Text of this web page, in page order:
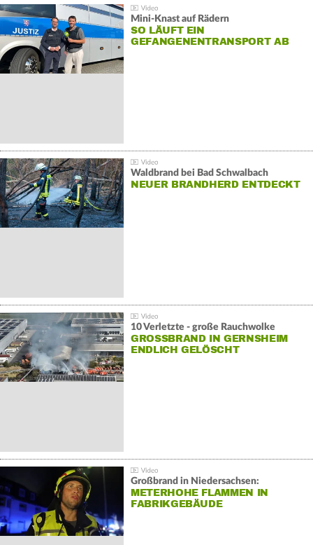
Mini-Knast auf Rädern
SO LÄUFT EIN
GEFANGENENTRANSPORT AB
Waldbrand bei Bad Schwalbach
NEUER BRANDHERD ENTDECKT
10 Verletzte - große Rauchwolke
GROSSBRAND IN GERNSHEIM E
NDLICH GELÖSCHT
Großbrand in Niedersachsen:
METERHOHE FLAMMEN IN
FABRIKGEBÄUDE